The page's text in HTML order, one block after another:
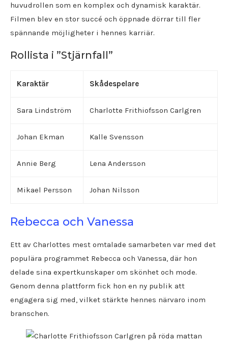
huvudrollen som en komplex och dynamisk karaktär.
Filmen blev en stor succé och öppnade dörrar till fler
spännande möjligheter i hennes karriär.
Rollista i ”Stjärnfall”
Karaktär Skådespelare
Sara Lindström Charlotte Frithiofsson Carlgren
Johan Ekman Kalle Svensson
Annie Berg Lena Andersson
Mikael Persson Johan Nilsson
Rebecca och Vanessa
Ett av Charlottes mest omtalade samarbeten var med det
populära programmet Rebecca och Vanessa, där hon
delade sina expertkunskaper om skönhet och mode.
Genom denna plattform fick hon en ny publik att
engagera sig med, vilket stärkte hennes närvaro inom
branschen.